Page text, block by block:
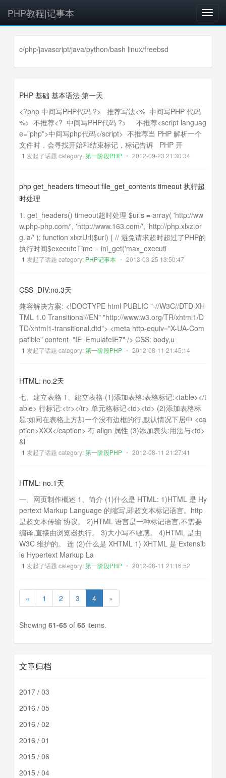
T
o
g
e
n
PHP教程|记事本
c/php/javascript/java/python/bash linux/freebsd
PHP 基础 基本语法 第一天
<?php 中间写PHP代码 ?> 推荐写法<% 中间写PHP 代码
%> 不推荐<? 中间写PHP代码 ?> 不推荐<script languag
e=”php”>中间写php代码</script> 不推荐当 PHP 解析一个
文件时，会寻找开始和结束标记，标记告诉 PHP 开
1 发起了话题 category:第一阶段PHP • 2012-09-23 21:30:34
php get_headers timeout file_get_contents timeout 执行超
时处理
1. get_headers() timeout超时处理 $urls = array( 'http://ww
w.php-php.com/', 'http://www.163.com/', 'http://php.xlxz.or
g.la/' ); function xlxzUrl($url) { // 避免请求超时超过了PHP的
执行时间$executeTime = ini_get('max_executi
1 发起了话题 category: PHP记事本 • 2013-03-25 13:50:47
CSS_DIV:no.3天
兼容解决方案: <!DOCTYPE html PUBLIC "-//W3C//DTD XH
TML 1.0 Transitional//EN" "http://www.w3.org/TR/xhtml1/D
TD/xhtml1-transitional.dtd"> <meta http-equiv="X-UA-Com
patible" content="IE=EmulateIE7" /> CSS: body,u
1 发起了话题 category:第一阶段PHP • 2012-08-11 21:45:14
HTML: no.2天
七、建立表格 1、建立表格 (1)添加表格:表格标记:<table></t
able> 行标记:<tr></tr> 单元格标记<td><td> (2)添加表格标
题:如同在表格上方加一个没有边框的行,默认情况下居中 <ca
ption>XXX</caption> 有 align 属性 (3)添加表头:用法与<td>
&l
1 发起了话题 category:第一阶段PHP • 2012-08-11 21:27:41
HTML: no.1天
一、网页制作概述 1、简介 (1)什么是 HTML: 1)HTML 是 Hy
pertext Markup Language 的缩写,即超文本标记语言。http
是超文本传输 协议。 2)HTML 语言是一种标记语言,不需要
编译,直接由浏览器执行。 3)大小写不敏感。 4)HTML 是由
W3C 维护的。 连 (2)什么是 XHTML 1) XHTML 是 Extensib
le Hypertext Markup La
1 发起了话题 category:第一阶段PHP • 2012-08-11 21:16:52
« 1 2 3 4 »
Showing 61-65 of 65 items.
文章归档
2017 / 03
2016 / 05
2016 / 02
2016 / 01
2015 / 06
2015 / 04